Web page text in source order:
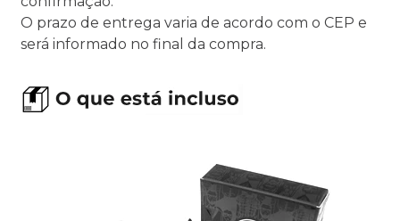
O prazo de entrega varia de acordo com o CEP e
será informado no final da compra.